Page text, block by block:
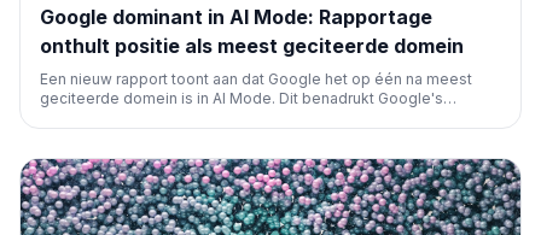
Google dominant in AI Mode: Rapportage
onthult positie als meest geciteerde domein
Een nieuw rapport toont aan dat Google het op één na meest
geciteerde domein is in AI Mode. Dit benadrukt Google's